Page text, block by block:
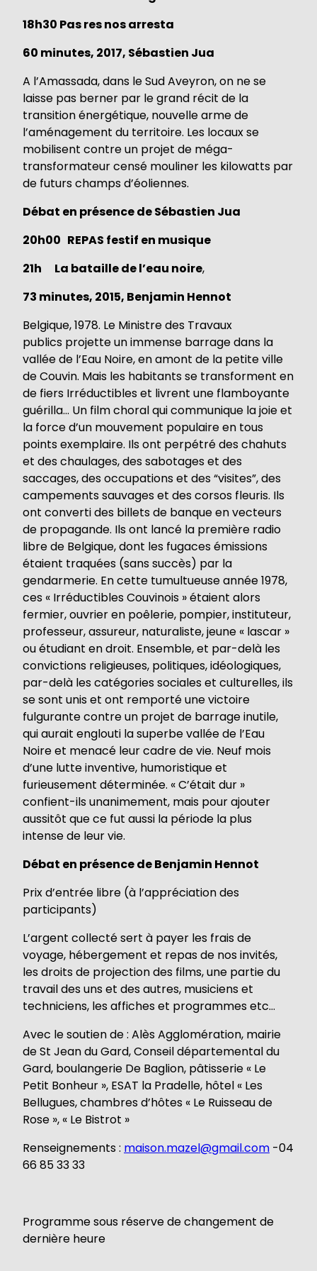
18h30 Pas res nos arresta
60 minutes, 2017, Sébastien Jua
A l’Amassada, dans le Sud Aveyron, on ne se
laisse pas berner par le grand récit de la
transition énergétique, nouvelle arme de
l’aménagement du territoire. Les locaux se
mobilisent contre un projet de méga-
transformateur censé mouliner les kilowatts par
de futurs champs d’éoliennes.
Débat en présence de Sébastien Jua
20h00 REPAS festif en musique
21h La bataille de l’eau noire,
73 minutes, 2015, Benjamin Hennot
Belgique, 1978. Le Ministre des Travaux
publics projette un immense barrage dans la
vallée de l’Eau Noire, en amont de la petite ville
de Couvin. Mais les habitants se transforment en
de fiers Irréductibles et livrent une flamboyante
guérilla… Un film choral qui communique la joie et
la force d’un mouvement populaire en tous
points exemplaire. Ils ont perpétré des chahuts
et des chaulages, des sabotages et des
saccages, des occupations et des “visites”, des
campements sauvages et des corsos fleuris. Ils
ont converti des billets de banque en vecteurs
de propagande. Ils ont lancé la première radio
libre de Belgique, dont les fugaces émissions
étaient traquées (sans succès) par la
gendarmerie. En cette tumultueuse année 1978,
ces « Irréductibles Couvinois » étaient alors
fermier, ouvrier en poêlerie, pompier, instituteur,
professeur, assureur, naturaliste, jeune « lascar »
ou étudiant en droit. Ensemble, et par-delà les
convictions religieuses, politiques, idéologiques,
par-delà les catégories sociales et culturelles, ils
se sont unis et ont remporté une victoire
fulgurante contre un projet de barrage inutile,
qui aurait englouti la superbe vallée de l’Eau
Noire et menacé leur cadre de vie. Neuf mois
d’une lutte inventive, humoristique et
furieusement déterminée. « C’était dur »
confient-ils unanimement, mais pour ajouter
aussitôt que ce fut aussi la période la plus
intense de leur vie.
Débat en présence de Benjamin Hennot
Prix d’entrée libre (à l’appréciation des
participants)
L’argent collecté sert à payer les frais de
voyage, hébergement et repas de nos invités,
les droits de projection des films, une partie du
travail des uns et des autres, musiciens et
techniciens, les affiches et programmes etc…
Avec le soutien de : Alès Agglomération, mairie
de St Jean du Gard, Conseil départemental du
Gard, boulangerie De Baglion, pâtisserie « Le
Petit Bonheur », ESAT la Pradelle, hôtel « Les
Bellugues, chambres d’hôtes « Le Ruisseau de
Rose », « Le Bistrot »
Renseignements : maison.mazel@gmail.com -04
66 85 33 33
Programme sous réserve de changement de
dernière heure